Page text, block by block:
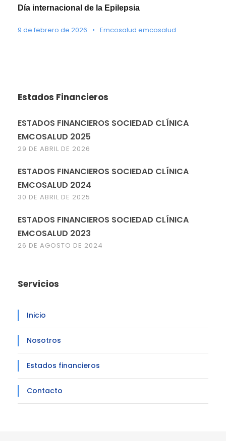
Día internacional de la Epilepsia
9 de febrero de 2026 • Emcosalud emcosalud
Estados Financieros
ESTADOS FINANCIEROS SOCIEDAD CLÍNICA
EMCOSALUD 2025
29 DE ABRIL DE 2026
ESTADOS FINANCIEROS SOCIEDAD CLÍNICA
EMCOSALUD 2024
30 DE ABRIL DE 2025
ESTADOS FINANCIEROS SOCIEDAD CLÍNICA
EMCOSALUD 2023
26 DE AGOSTO DE 2024
Servicios
Inicio
Nosotros
Estados financieros
Contacto